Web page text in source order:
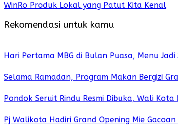
WinRo Produk Lokal yang Patut Kita Kenal
Rekomendasi untuk kamu
Hari Pertama MBG di Bulan Puasa, Menu
Selama Ramadan, Program Makan Bergizi
Pondok Seruit Rindu Resmi Dibuka, Wali
Pj Walikota Hadiri Grand Opening Mie Gacoan